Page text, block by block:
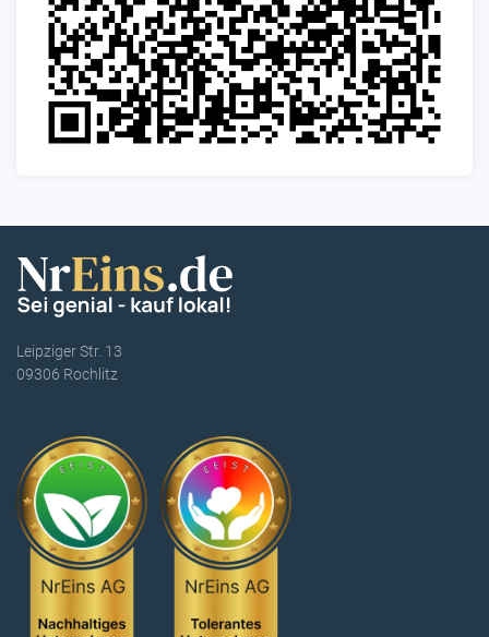
Leipziger Str. 13
09306 Rochlitz